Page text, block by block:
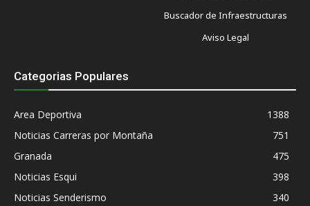
Buscador de Infraestructuras
Aviso Legal
Categorias Populares
Area Deportiva
1388
Noticias Carreras por Montaña
751
Granada
475
Noticias Esqui
398
Noticias Senderismo
340